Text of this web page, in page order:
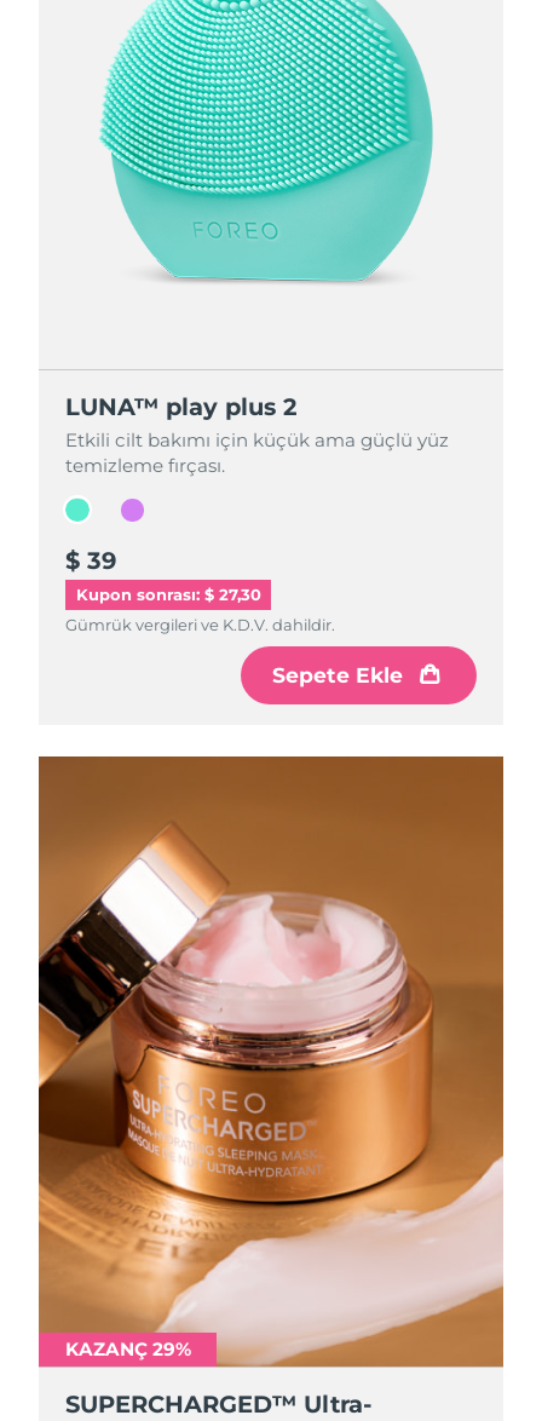
LUNA™ play plus 2
Etkili cilt bakımı için küçük ama güçlü yüz
temizleme fırçası.
$ 39
Kupon sonrası: $ 27,30
Gümrük vergileri ve K.D.V. dahildir.
Sepete Ekle
LUNA™ play plus 2
Etkili cilt bakımı için küçük ama güçlü yüz
temizleme fırçası.
$ 39
Gümrük vergileri ve K.D.V. dahildir.
Sepete Ekle
KAZANÇ 29%
SUPERCHARGED™ Ultra-